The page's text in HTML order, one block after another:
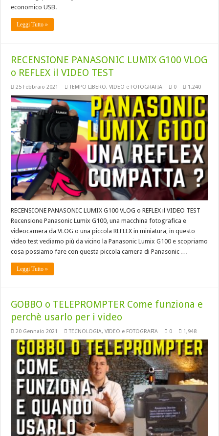
economico USB.
Leggi Tutto »
RECENSIONE PANASONIC LUMIX G100 VLOG
o REFLEX il VIDEO TEST
25 Febbraio 2021 TEMPO LIBERO,VIDEO e FOTOGRAFIA 0 1,240
RECENSIONE PANASONIC LUMIX G100 VLOG o REFLEX il VIDEO TEST
Recensione Panasonic Lumix G100, una macchina fotografica e
videocamera da VLOG o una piccola REFLEX in miniatura, in questo
video test vediamo più da vicino la Panasonic Lumix G100 e scopriamo
cosa possiamo fare con questa piccola camera di Panasonic …
Leggi Tutto »
GOBBO o TELEPROMPTER Come funziona e
perchè usarlo per i video
20 Gennaio 2021 TECNOLOGIA,VIDEO e FOTOGRAFIA 0 1,948